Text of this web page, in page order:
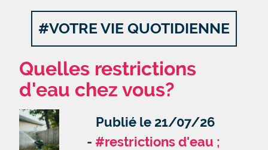
#VOTRE VIE QUOTIDIENNE
Quelles restrictions
d'eau chez vous?
Publié le 21/07/26
#restrictions d'eau ;